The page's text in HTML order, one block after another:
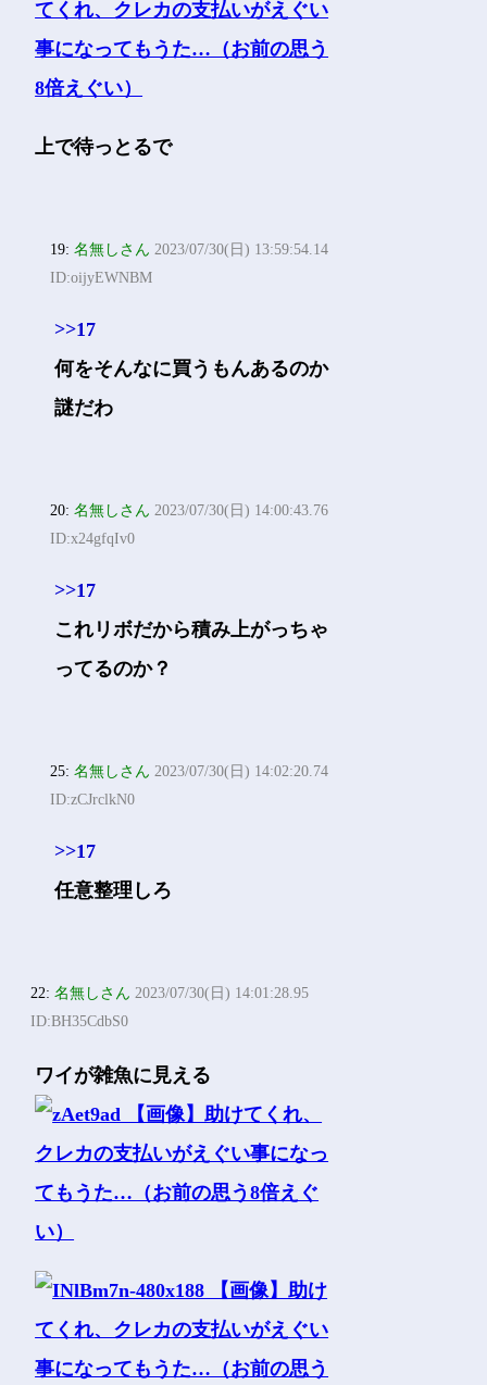
上で待っとるで
19:名無しさん 2023/07/30(日) 13:59:54.14
ID:oijyEWNBM
>>17
何をそんなに買うもんあるのか
謎だわ
20:名無しさん 2023/07/30(日) 14:00:43.76
ID:x24gfqIv0
>>17
これリボだから積み上がっちゃ
ってるのか？
25:名無しさん 2023/07/30(日) 14:02:20.74
ID:zCJrclkN0
>>17
任意整理しろ
22:名無しさん 2023/07/30(日) 14:01:28.95
ID:BH35CdbS0
ワイが雑魚に見える